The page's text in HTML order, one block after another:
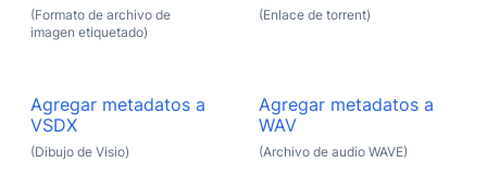
(Formato de archivo de
imagen etiquetado)
(Enlace de torrent)
Agregar metadatos a
VSDX
(Dibujo de Visio)
Agregar metadatos a
WAV
(Archivo de audio WAVE)